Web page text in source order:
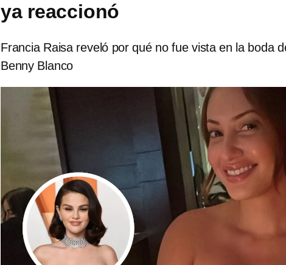
ya reaccionó
Francia Raisa reveló por qué no fue vista en la boda
Benny Blanco